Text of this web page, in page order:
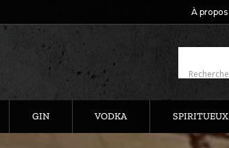
À propos
GIN VODKA SPIRITUEUX